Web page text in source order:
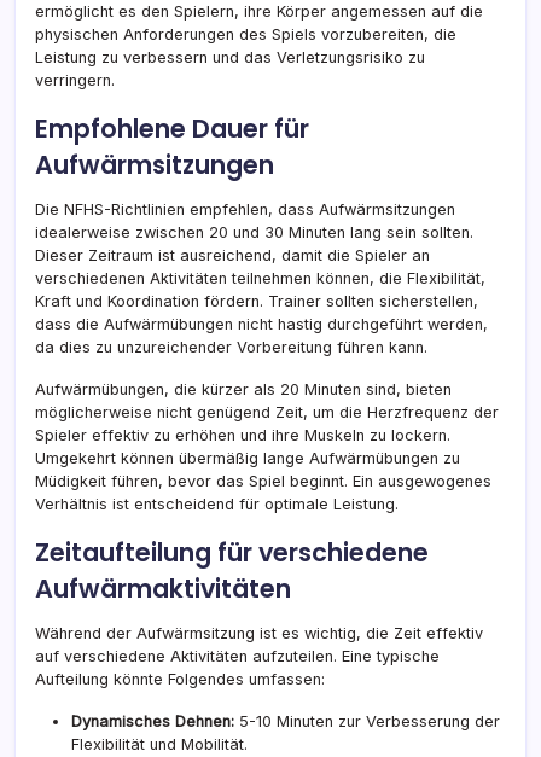
ermöglicht es den Spielern, ihre Körper angemessen auf die
physischen Anforderungen des Spiels vorzubereiten, die
Leistung zu verbessern und das Verletzungsrisiko zu
verringern.
Empfohlene Dauer für
Aufwärmsitzungen
Die NFHS-Richtlinien empfehlen, dass Aufwärmsitzungen
idealerweise zwischen 20 und 30 Minuten lang sein sollten.
Dieser Zeitraum ist ausreichend, damit die Spieler an
verschiedenen Aktivitäten teilnehmen können, die Flexibilität,
Kraft und Koordination fördern. Trainer sollten sicherstellen,
dass die Aufwärmübungen nicht hastig durchgeführt werden,
da dies zu unzureichender Vorbereitung führen kann.
Aufwärmübungen, die kürzer als 20 Minuten sind, bieten
möglicherweise nicht genügend Zeit, um die Herzfrequenz der
Spieler effektiv zu erhöhen und ihre Muskeln zu lockern.
Umgekehrt können übermäßig lange Aufwärmübungen zu
Müdigkeit führen, bevor das Spiel beginnt. Ein ausgewogenes
Verhältnis ist entscheidend für optimale Leistung.
Zeitaufteilung für verschiedene
Aufwärmaktivitäten
Während der Aufwärmsitzung ist es wichtig, die Zeit effektiv
auf verschiedene Aktivitäten aufzuteilen. Eine typische
Aufteilung könnte Folgendes umfassen:
Dynamisches Dehnen: 5-10 Minuten zur Verbesserung der
Flexibilität und Mobilität.